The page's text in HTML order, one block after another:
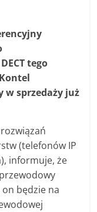
tego
w sprzedaży już
(telefonów IP
informuje, że
będzie na